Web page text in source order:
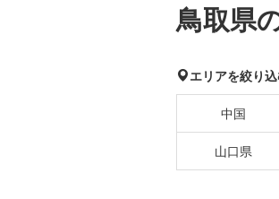
鳥取県
エリアを絞り
中国
山口県